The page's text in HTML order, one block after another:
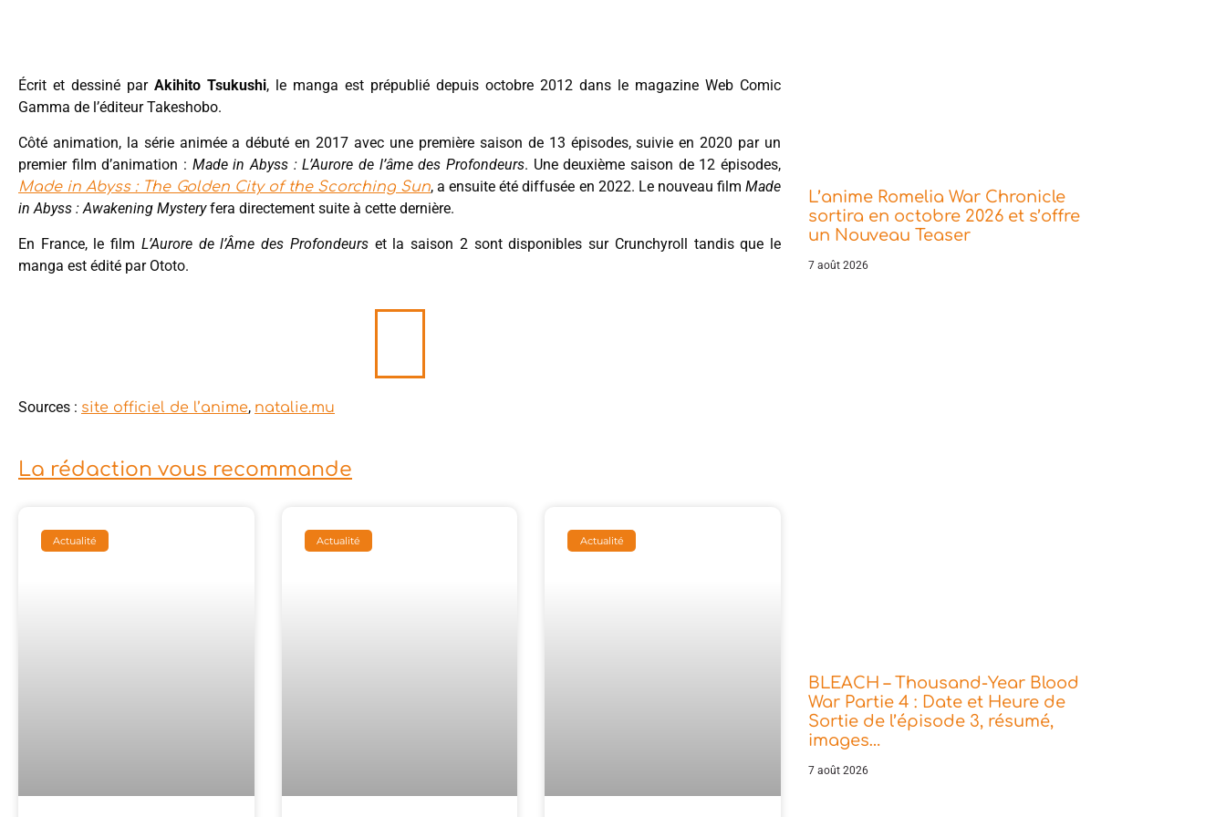
Écrit et dessiné par Akihito Tsukushi, le manga est prépublié depuis octobre 2012 dans le magazine Web Comic
Gamma de l’éditeur Takeshobo.
Côté animation, la série animée a débuté en 2017 avec une première saison de 13 épisodes, suivie en 2020 par un
premier film d’animation : Made in Abyss : L’Aurore de l’âme des Profondeurs. Une deuxième saison de 12 épisodes,
Made in Abyss : The Golden City of the Scorching Sun, a ensuite été diffusée en 2022. Le nouveau film Made
in Abyss : Awakening Mysteryfera directement suite à cette dernière.
En France, le film L’Aurore de l’Âme des Profondeurset la saison 2 sont disponibles sur Crunchyroll tandis que le
manga est édité par Ototo.
Sources : site officiel de l’anime, natalie.mu
La rédaction vous recommande
Actualité Actualité Actualité
L’anime Romelia War Chronicle
sortira en octobre 2026 et s’offre
un Nouveau Teaser
7 août 2026
BLEACH – Thousand-Year Blood
War Partie 4 : Date et Heure de
Sortie de l’épisode 3, résumé,
images…
7 août 2026